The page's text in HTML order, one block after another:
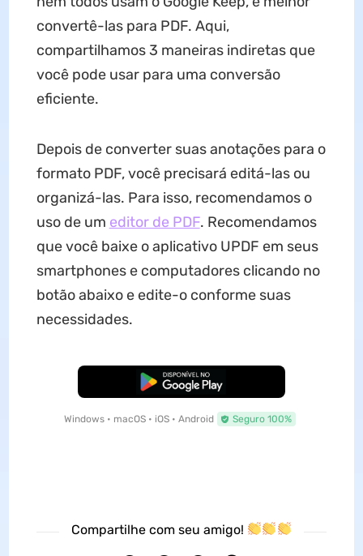
convertê-las para PDF. Aqui,
compartilhamos 3 maneiras indiretas que
você pode usar para uma conversão
eficiente.
Depois de converter suas anotações para o
formato PDF, você precisará editá-las ou
organizá-las. Para isso, recomendamos o
uso de um editor de PDF. Recomendamos
que você baixe o aplicativo UPDF em seus
smartphones e computadores clicando no
botão abaixo e edite-o conforme suas
necessidades.
Baixar Grátis
Windows • macOS • iOS • Android Seguro 100%
Compartilhe com seu amigo!